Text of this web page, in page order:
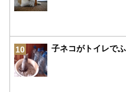
10 子ネコがトイレで